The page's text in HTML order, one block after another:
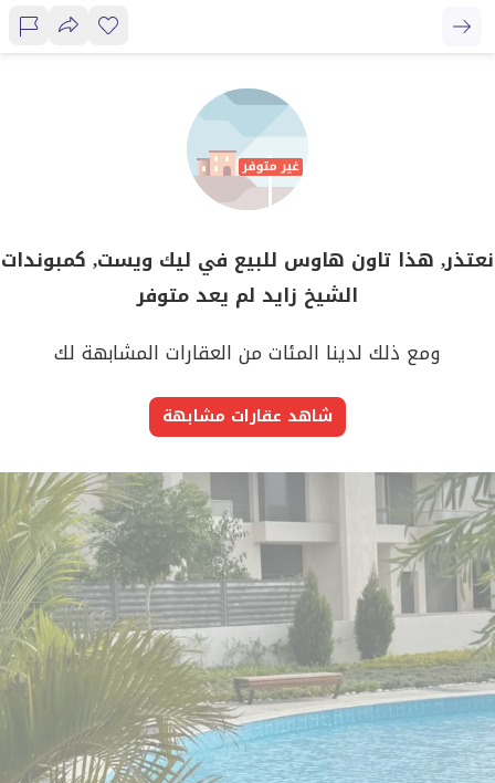
نعتذر, هذا تاون هاوس للبيع في ليك ويست, كمبوندات
الشيخ زايد لم يعد متوفر
ومع ذلك لدينا المئات من العقارات المشابهة لك
شاهد عقارات مشابهة